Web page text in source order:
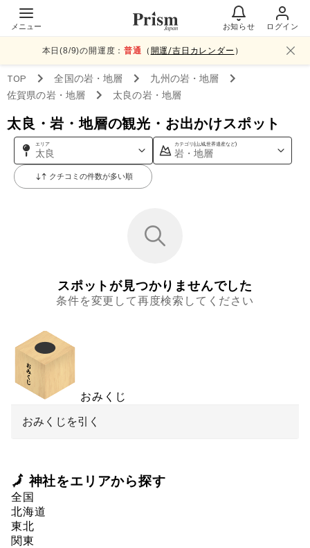
メニュー お知らせ ログイン
本日(8/9)の開運度：普通 （ 開運/吉日カレンダー ）
TOP 全国の岩・地層 九州の岩・地層
佐賀県の岩・地層 太良の岩・地層
太良・岩・地層の観光・お出かけスポット
エリア
太良
カテゴリ(山,城,世界遺産など)
岩・地層
クチコミの件数が多い順
スポットが見つかりませんでした
条件を変更して再度検索してください
おみくじ
おみくじを引く
🗾 神社をエリアから探す
全国
北海道
東北
関東